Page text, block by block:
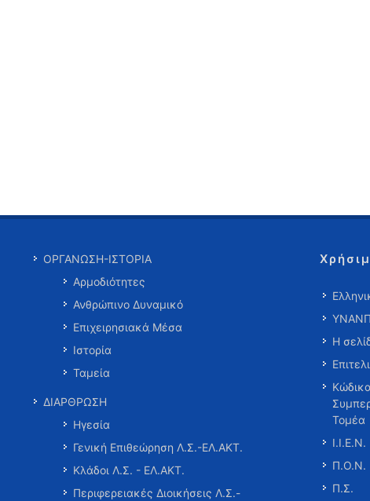
ΟΡΓΑΝΩΣΗ-ΙΣΤΟΡΙΑ
Αρμοδιότητες
Ανθρώπινο Δυναμικό
Επιχειρησιακά Μέσα
Ιστορία
Ταμεία
ΔΙΑΡΘΡΩΣΗ
Ηγεσία
Γενική Επιθεώρηση Λ.Σ.-ΕΛ.ΑΚΤ.
Κλάδοι Λ.Σ. - ΕΛ.ΑΚΤ.
Περιφερειακές Διοικήσεις Λ.Σ.-
ΥΝΑΝΠ
Η
Τομέα
Ι.Ι.Ε.Ν.
Π.Ο.Ν.
Π.Σ.